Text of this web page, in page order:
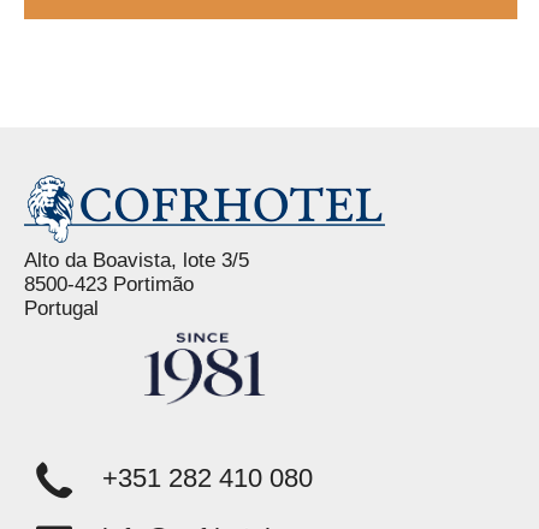
Alto da Boavista, lote 3/5
8500-423 Portimão
Portugal
+351 282 410 080